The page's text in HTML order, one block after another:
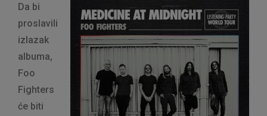
Da bi
proslavili
izlazak
albuma,
Foo
Fighters
će biti